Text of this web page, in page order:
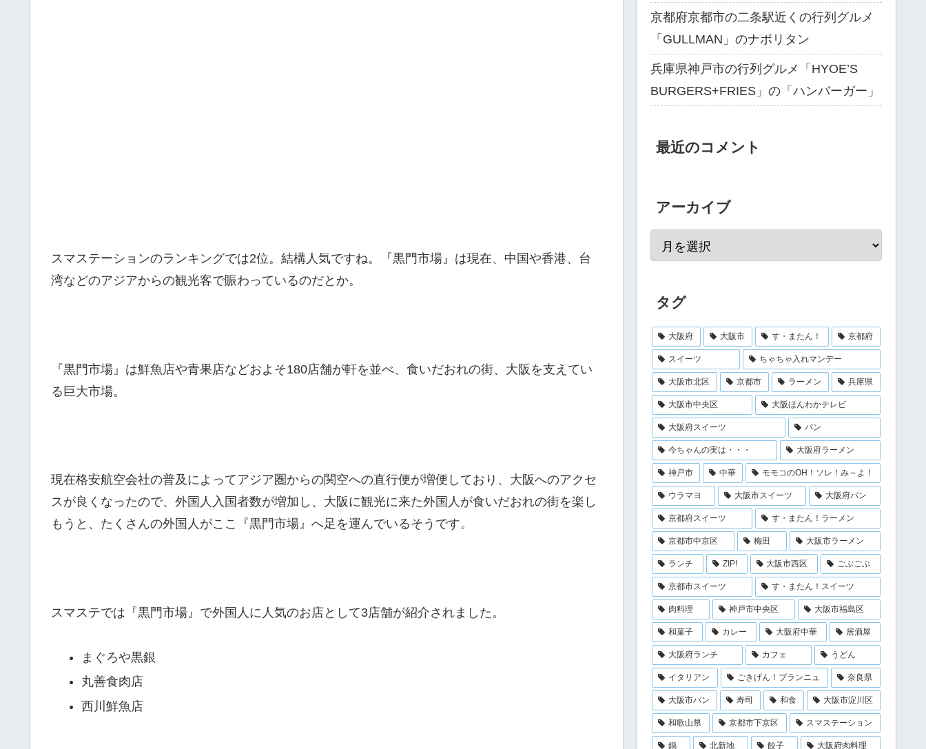
スマステーションのランキングでは2位。結構人気ですね。『黒門市場』は現在、中国や香港、台
湾などのアジアからの観光客で賑わっているのだとか。
『黒門市場』は鮮魚店や青果店などおよそ180店舗が軒を並べ、食いだおれの街、大阪を支えてい
る巨大市場。
現在格安航空会社の普及によってアジア圏からの関空への直行便が増便しており、大阪へのアクセ
スが良くなったので、外国人入国者数が増加し、大阪に観光に来た外国人が食いだおれの街を楽し
もうと、たくさんの外国人がここ『黒門市場』へ足を運んでいるそうです。
スマステでは『黒門市場』で外国人に人気のお店として3店舗が紹介されました。
まぐろや黒銀
丸善食肉店
西川鮮魚店
京都府京都市の二条駅近くの行列グルメ
「GULLMAN」のナポリタン
兵庫県神戸市の行列グルメ「HYOE’S
BURGERS+FRIES」の「ハンバーガー」
最近のコメント
アーカイブ
タグ
大阪府 大阪市 す・またん！ 京都府
スイーツ ちゃちゃ入れマンデー
大阪市北区 京都市 ラーメン 兵庫県
大阪市中央区 大阪ほんわかテレビ
大阪府スイーツ パン
今ちゃんの実は・・・ 大阪府ラーメン
神戸市 中華 モモコのOH！ソレ！み～よ！
ウラマヨ 大阪市スイーツ 大阪府パン
京都府スイーツ す・またん！ラーメン
京都市中京区 梅田 大阪市ラーメン
ランチ ZIP! 大阪市西区 ごぶごぶ
京都市スイーツ す・またん！スイーツ
肉料理 神戸市中央区 大阪市福島区
和菓子 カレー 大阪府中華 居酒屋
大阪府ランチ カフェ うどん
イタリアン ごきげん！ブランニュ 奈良県
大阪市パン 寿司 和食 大阪市淀川区
和歌山県 京都市下京区 スマステーション
鍋 北新地 餃子 大阪府肉料理